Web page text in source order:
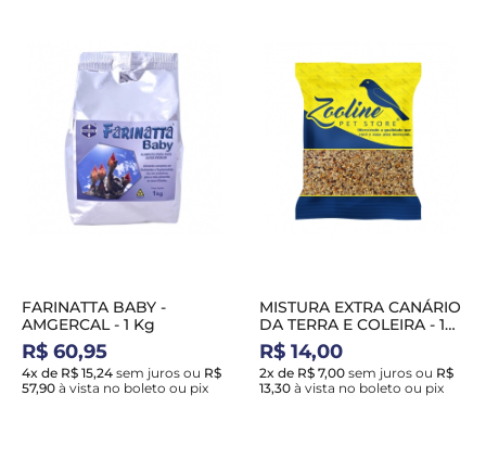
FARINATTA BABY -
AMGERCAL - 1 Kg
R$ 60,95
4x de R$ 15,24 sem juros ou R$
57,90 à vista no boleto ou pix
MISTURA EXTRA CANÁRIO
DA TERRA E COLEIRA - 1
Kg
R$ 14,00
2x de R$ 7,00 sem juros ou R$
13,30 à vista no boleto ou pix